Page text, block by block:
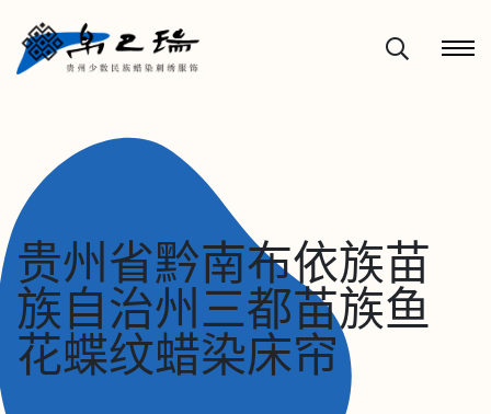
贵州省黔南布依族苗
族自治州三都苗族鱼
花蝶纹蜡染床帘